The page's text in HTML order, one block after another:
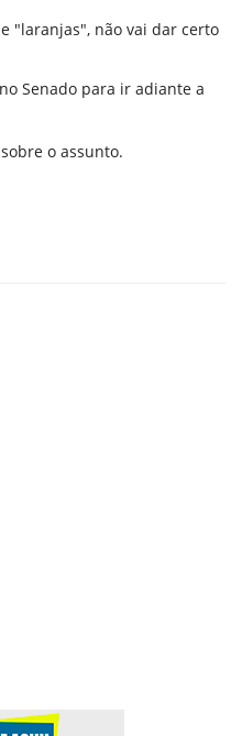
"laranjas", não vai dar certo
Senado para ir adiante a
o assunto.